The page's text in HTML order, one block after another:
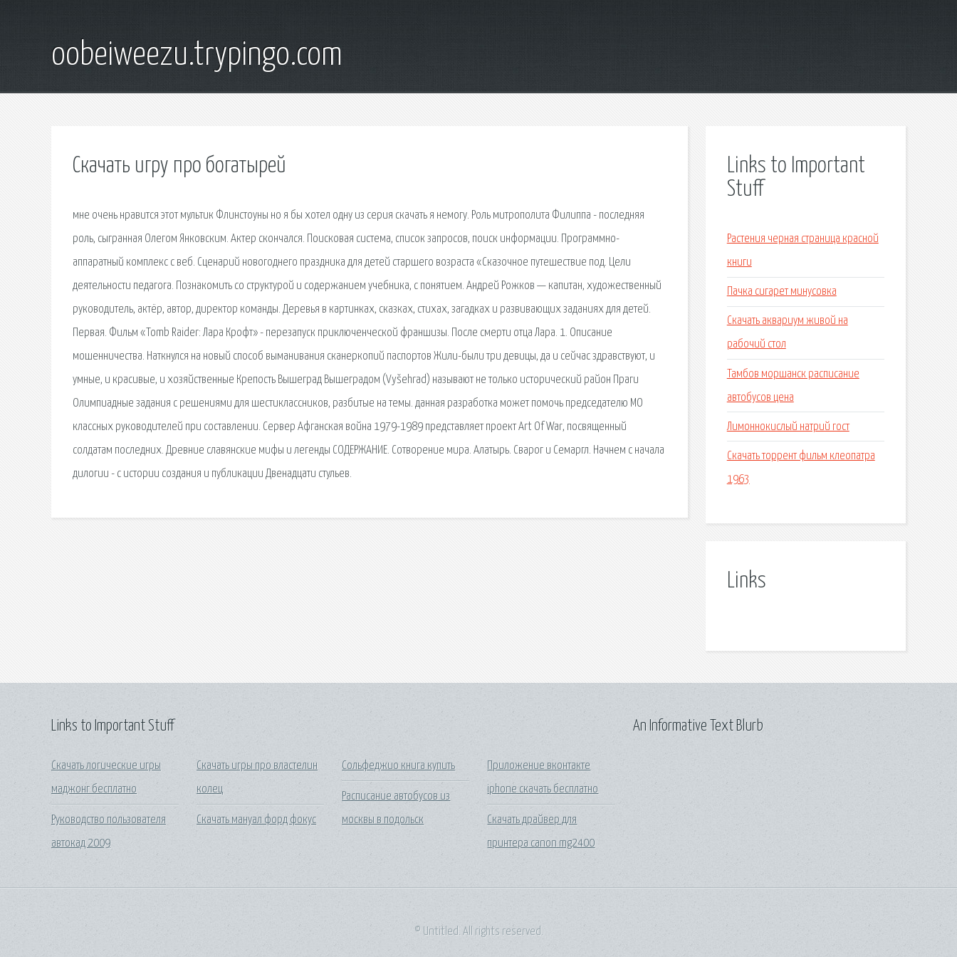
oobeiweezu.trypingo.com
Скачать игру про богатырей
мне очень нравится этот мультик Флинстоуны но я бы хотел одну из серия скачать я немогу. Роль митрополита Филиппа - последняя
роль, сыгранная Олегом Янковским. Актер скончался. Поисковая сиcтема, список запросов, поиск информации. Программно-
аппаратный комплекс с веб. Сценарий новогоднего праздника для детей старшего возраста «Сказочное путешествие под. Цели
деятельности педагога. Познакомить со структурой и содержанием учебника, с понятием. Андрей Рожков — капитан, художественный
руководитель, актёр, автор, директор команды. Деревья в картинках, сказках, стихах, загадках и развивающих заданиях для детей.
Первая. Фильм «Tomb Raider: Лара Крофт» - перезапуск приключенческой франшизы. После смерти отца Лара. 1. Описание
мошенничества. Наткнулся на новый способ выманивания сканеркопий паспортов Жили-были три девицы, да и сейчас здравствуют, и
умные, и красивые, и хозяйственные Крепость Вышеград Вышеградом (Vyšehrad) называют не только исторический район Праги
Олимпиадные задания с решениями для шестиклассников, разбитые на темы. данная разработка может помочь председателю МО
классных руководителей при составлении. Сервер Афганская война 1979-1989 представляет проект Art Of War, посвященный
солдатам последних. Древние славянские мифы и легенды СОДЕРЖАНИЕ. Сотворение мира. Алатырь. Сварог и Семаргл. Начнем с начала
дилогии - с истории создания и публикации Двенадцати стульев.
Links to Important
Stuff
Растения черная страница красной
книги
Пачка сигарет минусовка
Скачать аквариум живой на
рабочий стол
Тамбов моршанск расписание
автобусов цена
Лимоннокислый натрий гост
Скачать торрент фильм клеопатра
1963
Links
Links to Important Stuff
Скачать логические игры
маджонг бесплатно
Руководство пользователя
автокад 2009
Скачать игры про властелин
колец
Скачать мануал форд фокус
Сольфеджио книга купить
Расписание автобусов из
москвы в подольск
Приложение вконтакте
iphone скачать бесплатно
Скачать драйвер для
принтера canon mg2400
An Informative Text Blurb
© Untitled. All rights reserved.